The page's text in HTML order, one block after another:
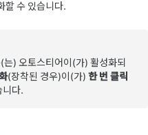
할 수 있습니다.
(는)오토스티어 이(가) 활성화되
(장착된 경우)이(가)한 번 클릭
니다.